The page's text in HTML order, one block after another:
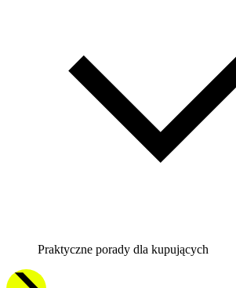
Praktyczne porady dla kupujących